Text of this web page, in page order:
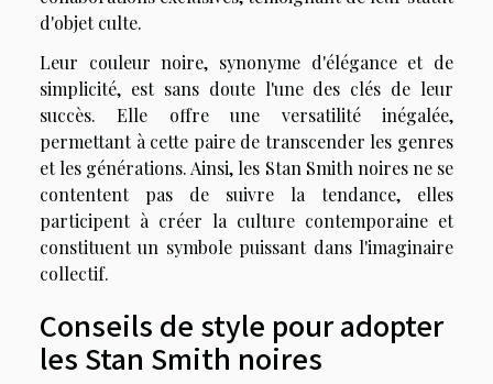
d'objet culte.
Leur couleur noire, synonyme d'élégance et de
simplicité, est sans doute l'une des clés de leur
succès. Elle offre une versatilité inégalée,
permettant à cette paire de transcender les genres
et les générations. Ainsi, les Stan Smith noires ne se
contentent pas de suivre la tendance, elles
participent à créer la culture contemporaine et
constituent un symbole puissant dans l'imaginaire
collectif.
Conseils de style pour adopter
les Stan Smith noires